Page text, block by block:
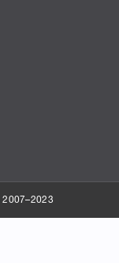
2007–2023